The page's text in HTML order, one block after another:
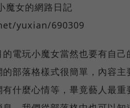
女的網路日記
yuxian/690309
電玩小魔女當然也要有自
部落格樣式很簡單，內容
有什麼心情等，畢竟藝人最